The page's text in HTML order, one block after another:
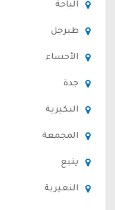
الباحة
طبرجل
الأحساء
جدة
البكيرية
المجمعة
ينبع
النعيرية